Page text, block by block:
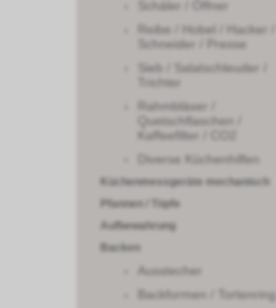
Schäler / Öffner
Reibe / Hobel / Hacker /
Schneider / Presse
Sieb / Salatschleuder /
Trichter
Rahmbläser /
Quetschflaschen /
Kaffeefilter / CO2
Diverse Küchenhilfen
Küchenmessgeräte mechanisch
Pfannen / Töpfe
Aufbewahrung
Backen
Ausstecher
Backformen / Tortenring